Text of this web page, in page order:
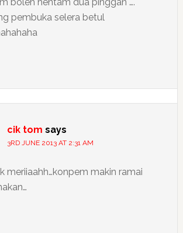
boleh hentam dua pinggan ….
pembuka selera betul
cik tom says
3RD JUNE 2013 AT 2:31 AM
meriiaahh…konpem makin ramai